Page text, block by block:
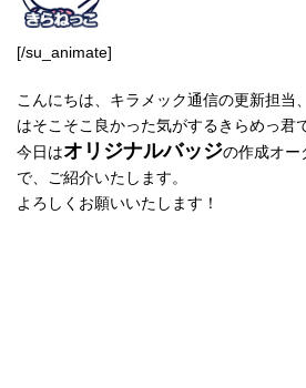
[/su_animate]
こんにちは、キラメック通信の更新担当
はそこそこ良かった気がするきらめっ君
今日はオリジナルバッジの作成オー
で、ご紹介いたします。
よろしくお願いいたします！